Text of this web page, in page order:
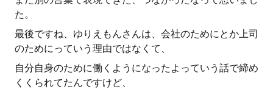
た。
最後ですね、ゆりえもんさんは、会社のためにとか上司
のためにっていう理由ではなくて、
自分自身のために働くようになったよっていう話で締め
くくられてたんですけど、